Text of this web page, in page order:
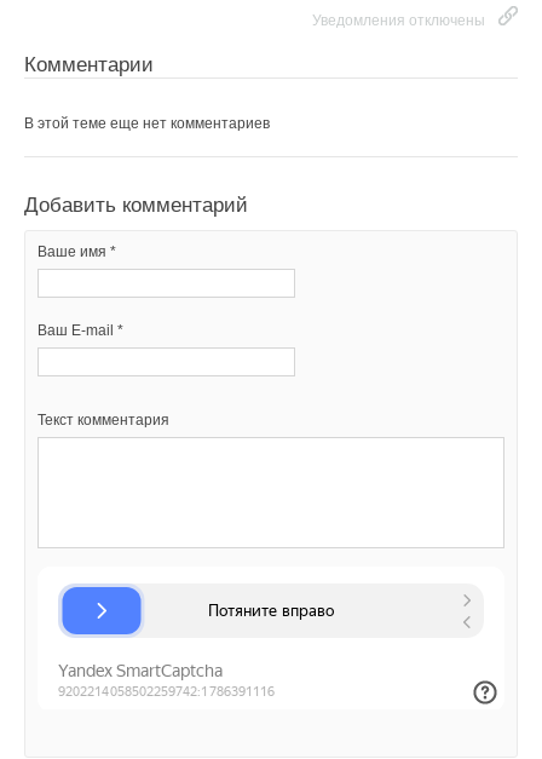
Уведомления отключены
Комментарии
В этой теме еще нет комментариев
Добавить комментарий
Ваше имя *
Ваш E-mail *
Текст комментария